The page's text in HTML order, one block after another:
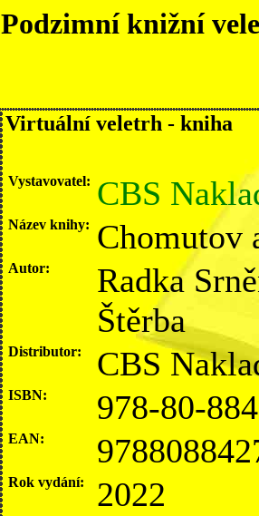
Podzimní knižní
Virtuální veletrh - kniha
Vystavovatel: CBS
Název knihy: Chomutov
Autor:
Radka
Štěrba
Distributor: CBS
ISBN: 978-80-
EAN:
Rok vydání: 2022